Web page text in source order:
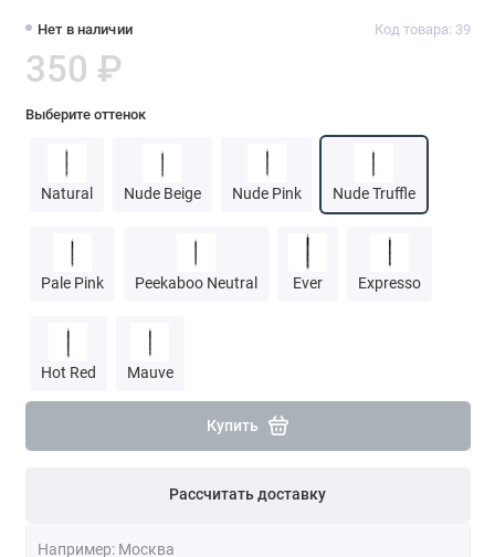
Нет в наличии Код товара: 39
350 ₽
Выберите оттенок
Natural Nude Beige Nude Pink Nude Truffle
Pale Pink Peekaboo Neutral Ever Expresso
Hot Red Mauve
Купить
Рассчитать доставку